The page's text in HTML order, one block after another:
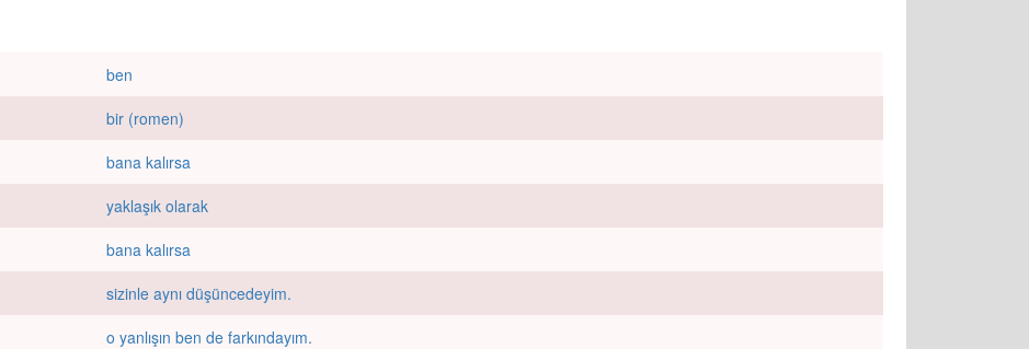
ben
bir (romen)
bana kalırsa
yaklaşık olarak
bana kalırsa
sizinle aynı düşüncedeyim.
o yanlışın ben de farkındayım.